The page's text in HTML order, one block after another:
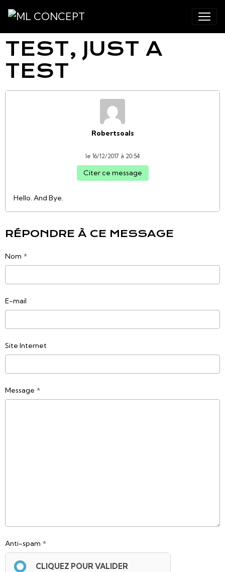
TEST, JUST A
TEST
Robertsoals
le 16/12/2017 à 20:54
Citer ce message
Hello. And Bye.
RÉPONDRE À CE MESSAGE
Nom
E-mail
Site Internet
Message
Anti-spam
CLIQUEZ POUR VALIDER